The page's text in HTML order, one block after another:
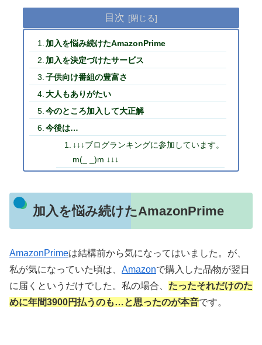
目次
加入を悩み続けたAmazonPrime
加入を決定づけたサービス
子供向け番組の豊富さ
大人もありがたい
今のところ加入して大正解
今後は…
↓↓↓ブログランキングに参加しています。
m(_ _)m ↓↓↓
加入を悩み続けたAmazonPrime
AmazonPrimeは結構前から気になってはいました。が、
私が気になっていた頃は、 Amazonで購入した品物が翌日
に届くというだけでした。私の場合、 たったそれだけのた
めに年間3900円払うのも…と思ったのが本音です。